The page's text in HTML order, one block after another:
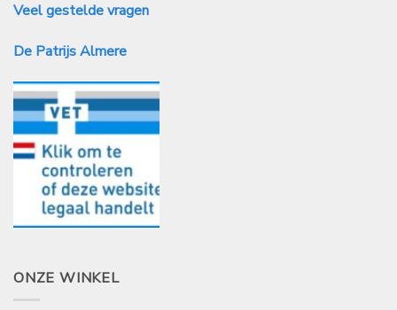
Veel gestelde vragen
De Patrijs Almere
ONZE WINKEL